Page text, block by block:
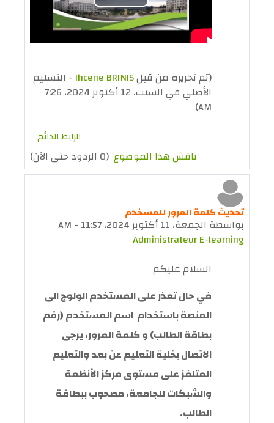
تشغيل
الفيديو
(تم تحريره من قبلIhcene BRINIS - التسليم
الأصلي في السبت، 12 أكتوبر 2024، 7:26
AM)
الرابط الدائم
ناقش هذا الموضوع (0 الردود حتى الآن)
تحديث كلمة المرور للمسخدم
بواسطة الجمعة، 11 أكتوبر 2024، 11:57 AM
-
Administrateur E-learning
السلام عليكم
في حال تعذر على المستخدم الولوج الى
المنصة باستخدام اسم المستخدم (رقم
بطاقة الطالب) و كلمة المرور، يرجى
الاتصال بخلية التعليم عن بعد والتعليم
المتلفز على مستوى مركز الأنظمة
والشبكات للجامعة، مصحوب ببطاقة
الطالب.